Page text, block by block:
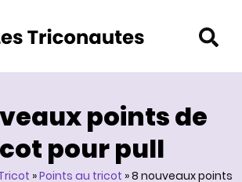
points de
pour pull
»Points au tricot »8 nouveaux points